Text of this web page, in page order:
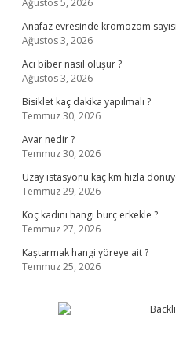
Ağustos 5, 2026
Anafaz evresinde kromozom
Ağustos 3, 2026
Acı biber nasıl oluşur ?
Ağustos 3, 2026
Bisiklet kaç dakika yapılmalı ?
Temmuz 30, 2026
Avar nedir ?
Temmuz 30, 2026
Uzay istasyonu kaç km hızla
Temmuz 29, 2026
Koç kadını hangi burç erkekle ?
Temmuz 27, 2026
Kaştarmak hangi yöreye ait ?
Temmuz 25, 2026